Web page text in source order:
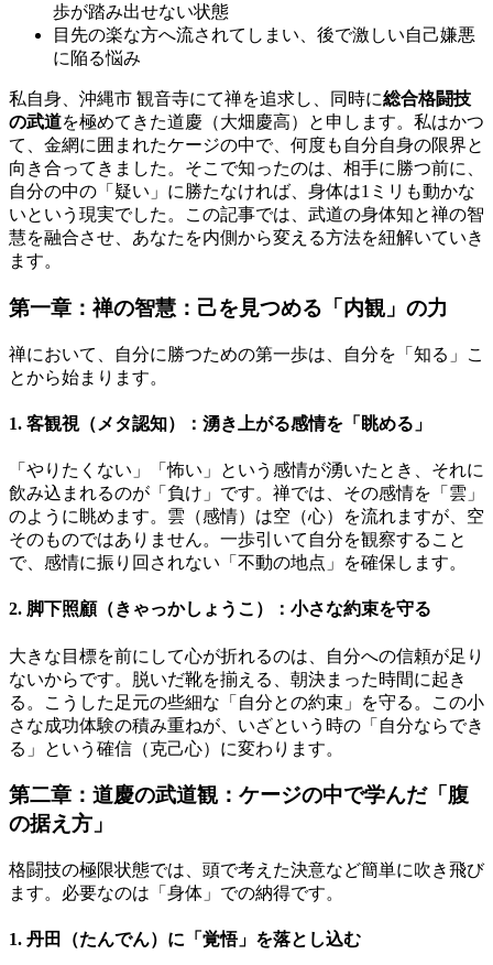
歩が踏み出せない状態
目先の楽な方へ流されてしまい、後で激しい自己嫌悪
に陥る悩み
私自身、沖縄市 観音寺にて禅を追求し、同時に総合格闘技
の武道を極めてきた道慶（大畑慶高）と申します。私はかつ
て、金網に囲まれたケージの中で、何度も自分自身の限界と
向き合ってきました。そこで知ったのは、相手に勝つ前に、
自分の中の「疑い」に勝たなければ、身体は1ミリも動かな
いという現実でした。この記事では、武道の身体知と禅の智
慧を融合させ、あなたを内側から変える方法を紐解いていき
ます。
第一章：禅の智慧：己を見つめる「内観」の力
禅において、自分に勝つための第一歩は、自分を「知る」こ
とから始まります。
1. 客観視（メタ認知）：湧き上がる感情を「眺める」
「やりたくない」「怖い」という感情が湧いたとき、それに
飲み込まれるのが「負け」です。禅では、その感情を「雲」
のように眺めます。雲（感情）は空（心）を流れますが、空
そのものではありません。一歩引いて自分を観察すること
で、感情に振り回されない「不動の地点」を確保します。
2. 脚下照顧（きゃっかしょうこ）：小さな約束を守る
大きな目標を前にして心が折れるのは、自分への信頼が足り
ないからです。脱いだ靴を揃える、朝決まった時間に起き
る。こうした足元の些細な「自分との約束」を守る。この小
さな成功体験の積み重ねが、いざという時の「自分ならでき
る」という確信（克己心）に変わります。
第二章：道慶の武道観：ケージの中で学んだ「腹
の据え方」
格闘技の極限状態では、頭で考えた決意など簡単に吹き飛び
ます。必要なのは「身体」での納得です。
1. 丹田（たんでん）に「覚悟」を落とし込む